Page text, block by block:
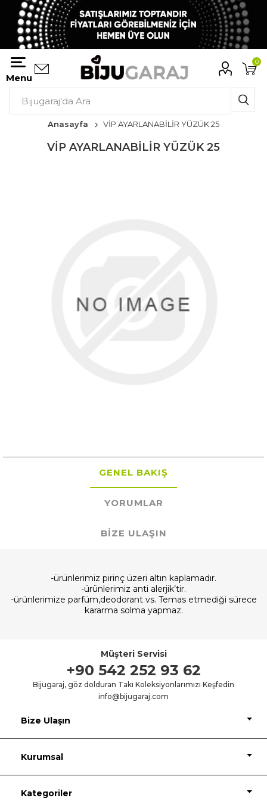
Menu
0
Anasayfa VİP AYARLANABİLİR YÜZÜK 25
VİP AYARLANABİLİR YÜZÜK 25
GENEL BAKIŞ
YORUMLAR
BIZE ULAŞIN
-ürünlerimiz pirinç üzeri altın kaplamadır.
-ürünlerimiz anti alerjik’tir.
-ürünlerimize parfüm,deodorant vs. Temas etmediği sürece
kararma solma yapmaz.
Müşteri Servisi
+90 542 252 93 62
Bijugaraj, göz dolduran Takı Koleksiyonlarımızı Keşfedin
info@bijugaraj.com
Bize Ulaşın
Kurumsal
Kategoriler